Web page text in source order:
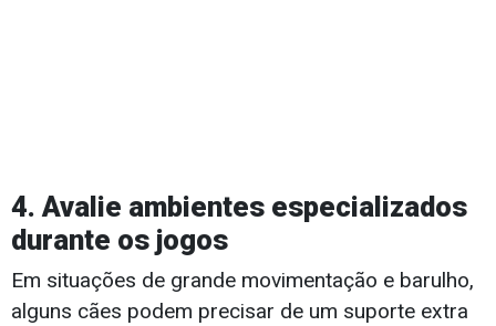
4. Avalie ambientes especializados
durante os jogos
Em situações de grande movimentação e barulho,
alguns cães podem precisar de um suporte extra